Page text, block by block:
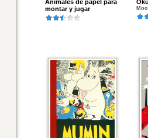
Animales de papel para
montar y jugar